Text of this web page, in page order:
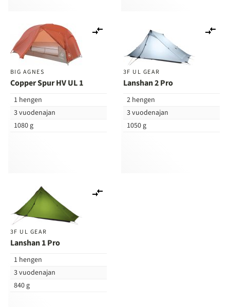
BIG AGNES
Copper Spur HV UL 1
1 hengen
3 vuodenajan
1080 g
3F UL GEAR
Lanshan 2 Pro
2 hengen
3 vuodenajan
1050 g
3F UL GEAR
Lanshan 1 Pro
1 hengen
3 vuodenajan
840 g